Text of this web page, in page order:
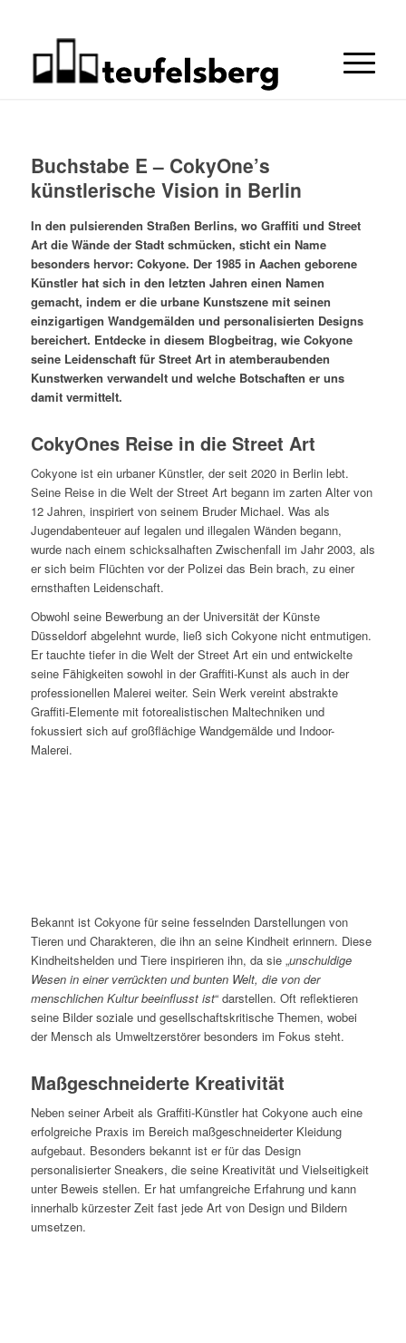
Buchstabe E – CokyOne’s
künstlerische Vision in Berlin
In den pulsierenden Straßen Berlins, wo Graffiti und Street
Art die Wände der Stadt schmücken, sticht ein Name
besonders hervor: Cokyone. Der 1985 in Aachen geborene
Künstler hat sich in den letzten Jahren einen Namen
gemacht, indem er die urbane Kunstszene mit seinen
einzigartigen Wandgemälden und personalisierten Designs
bereichert. Entdecke in diesem Blogbeitrag, wie Cokyone
seine Leidenschaft für Street Art in atemberaubenden
Kunstwerken verwandelt und welche Botschaften er uns
damit vermittelt.
CokyOnes Reise in die Street Art
Cokyone ist ein urbaner Künstler, der seit 2020 in Berlin lebt.
Seine Reise in die Welt der Street Art begann im zarten Alter von
12 Jahren, inspiriert von seinem Bruder Michael. Was als
Jugendabenteuer auf legalen und illegalen Wänden begann,
wurde nach einem schicksalhaften Zwischenfall im Jahr 2003, als
er sich beim Flüchten vor der Polizei das Bein brach, zu einer
ernsthaften Leidenschaft.
Obwohl seine Bewerbung an der Universität der Künste
Düsseldorf abgelehnt wurde, ließ sich Cokyone nicht entmutigen.
Er tauchte tiefer in die Welt der Street Art ein und entwickelte
seine Fähigkeiten sowohl in der Graffiti-Kunst als auch in der
professionellen Malerei weiter. Sein Werk vereint abstrakte
Graffiti-Elemente mit fotorealistischen Maltechniken und
fokussiert sich auf großflächige Wandgemälde und Indoor-
Malerei.
Bekannt ist Cokyone für seine fesselnden Darstellungen von
Tieren und Charakteren, die ihn an seine Kindheit erinnern. Diese
Kindheitshelden und Tiere inspirieren ihn, da sie „unschuldige
Wesen in einer verrückten und bunten Welt, die von der
menschlichen Kultur beeinflusst ist“ darstellen. Oft reflektieren
seine Bilder soziale und gesellschaftskritische Themen, wobei
der Mensch als Umweltzerstörer besonders im Fokus steht.
Maßgeschneiderte Kreativität
Neben seiner Arbeit als Graffiti-Künstler hat Cokyone auch eine
erfolgreiche Praxis im Bereich maßgeschneiderter Kleidung
aufgebaut. Besonders bekannt ist er für das Design
personalisierter Sneakers, die seine Kreativität und Vielseitigkeit
unter Beweis stellen. Er hat umfangreiche Erfahrung und kann
innerhalb kürzester Zeit fast jede Art von Design und Bildern
umsetzen.